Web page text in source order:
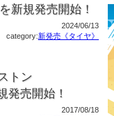
新規発売開始！
2024/06/13
category:新発売《タイヤ》
トン
発売開始！
2017/08/18